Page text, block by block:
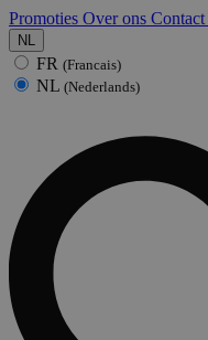
Promoties Over ons Contact
NL
FR (Francais)
NL (Nederlands)